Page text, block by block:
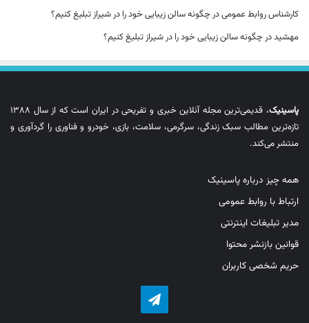
کارشناس روابط عمومیدر چگونه سالن زیبایی خود را در شیراز تبلیغ کنیم؟
مهشیددر چگونه سالن زیبایی خود را در شیراز تبلیغ کنیم؟
پاسینیک
، قدیمی‌ترین مجله آنلاین خبری و تفریحی در ایران است که از سال ۱۳۸۸
تازه‌ترین مطالب سبک زندگی، سرگرمی، سلامت، بازی، خودرو و فناوری را گردآوری و
منتشر می‌کند.
همه چیز درباره پاسینیک
ارتباط با روابط عمومی
مدیر تبلیغات اینترنتی
قوانین بازنشر محتوا
حریم شخصی کاربران
تلگرام